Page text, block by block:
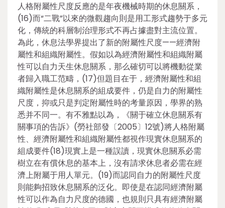
人格附屬性尺度反應的是年夜機械時期的休息關系，
(16)而“二戰”以來的微觀趨向則是用工形式趨勢于多元
化，傳統的科層制治理形式不再占據盡對主流位置。
為此，休息法學界提出了新的附屬性尺度——經濟附
屬性和組織附屬性。假如以為經濟附屬性和組織附屬
性可以自力天生休息關系，那么確切可以將機動從業
者歸入職工范疇，(17)但題目在于，經濟附屬性和組
織附屬性是休息關系的組成要件，仍是自力的附屬性
尺度，抑或只是判定附屬性時的考量原因，學界的熟
悉并不同一。有不雅點以為，《關于確立休息關系有
關事項的告訴》(勞社部發〔2005〕12號)將人格附屬
性、經濟附屬性和組織附屬性都視作現實休息關系的
組成要件(18)現實上是一種誤讀，現實休息關系必需
樹立在有償休息的基本上，沒有請求休息者必需在經
濟上附屬于用人單元。(19)而認同自力的附屬性尺度
則能夠招致休息關系的泛化。即使是在認同經濟附屬
性可以作為自力尺度的德國，也規則只具有經濟附屬